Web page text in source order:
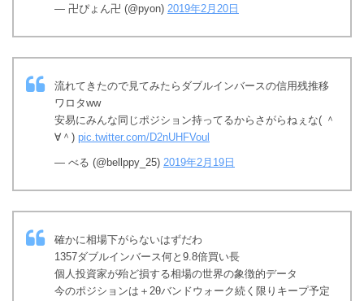
— 卍ぴょん卍 (@pyon) 2019年2月20日
流れてきたので見てみたらダブルインバースの信用残推移
ワロタww
安易にみんな同じポジション持ってるからさがらねぇな( ＾
∀＾) pic.twitter.com/D2nUHFVoul
— べる (@bellppy_25) 2019年2月19日
確かに相場下がらないはずだわ
1357ダブルインバース何と9.8倍買い長
個人投資家が殆ど損する相場の世界の象徴的データ
今のポジションは＋2θバンドウォーク続く限りキープ予定